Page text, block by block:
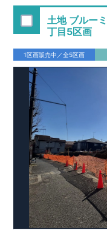
成材にヒノキを使用し
■長期優良住宅もっと
7つの厳しい技術基準
長期優良住宅。
長期優良住宅として認
の技術基準をクリアす
リア！①耐震性②劣化
ギー性⑥居住環境⑦維
そのほかの魅力とし
税、中古市場での売却
取得
能を評価されています
評価委員が建設中に3
す。構造の安定、劣
エネルギー消費量（断
高等級取得！ ■ 耐震等
は、国が定めた耐震最
た、｢数百年に一度発
という基準から、さら
風等級2 災害時の損傷
当社こだわりの空間
ご紹介しています。
土地 ブルー
丁目5区画
1区画販売中／全5区画